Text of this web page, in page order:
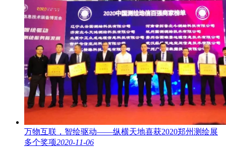
万物互联，智绘驱动——纵横天地喜获2020郑州测绘展
多个奖项2020-11-06